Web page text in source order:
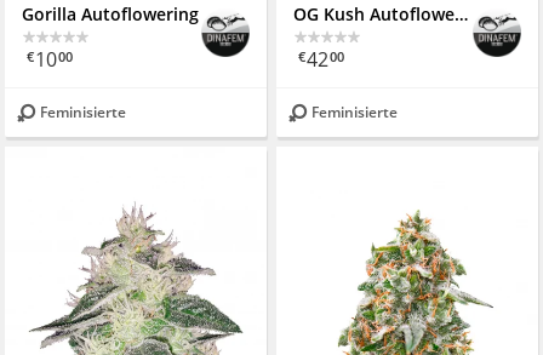
Gorilla Autoflowering
€1000
Feminisierte
OG Kush Autoflowering CBD
€4200
Feminisierte